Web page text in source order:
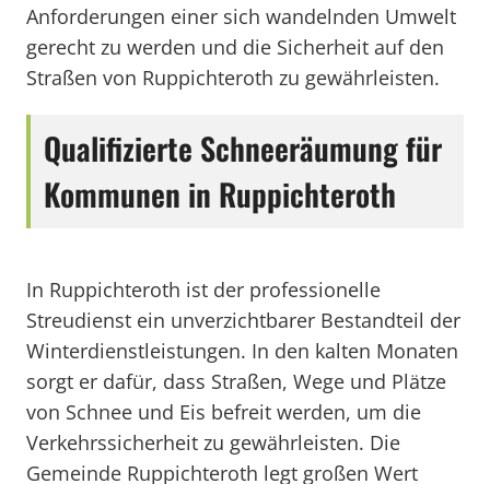
Anforderungen einer sich wandelnden Umwelt
gerecht zu werden und die Sicherheit auf den
Straßen von Ruppichteroth zu gewährleisten.
Qualifizierte Schneeräumung für
Kommunen in Ruppichteroth
In Ruppichteroth ist der professionelle
Streudienst ein unverzichtbarer Bestandteil der
Winterdienstleistungen. In den kalten Monaten
sorgt er dafür, dass Straßen, Wege und Plätze
von Schnee und Eis befreit werden, um die
Verkehrssicherheit zu gewährleisten. Die
Gemeinde Ruppichteroth legt großen Wert